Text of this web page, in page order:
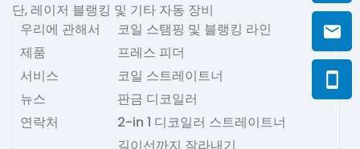
단, 레이저 블랭킹 및 기타 자동 장비
우리에 관해서
제품
서비스
뉴스
연락처
코일 스탬핑 및 블랭킹 라인
프레스 피더
코일 스트레이트너
판금 디코일러
2-in 1 디코일러 스트레이트너